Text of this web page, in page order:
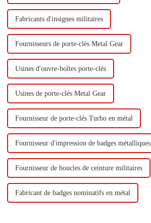
Fabricants d'insignes militaires
Fournisseurs de porte-clés Metal Gear
Usines d'ouvre-boîtes porte-clés
Usines de porte-clés Metal Gear
Fournisseur de porte-clés Turbo en métal
Fournisseur d'impression de badges métalliques
Fournisseur de boucles de ceinture militaires
Fabricant de badges nominatifs en métal